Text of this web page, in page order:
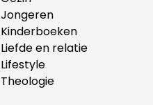
Jongeren
Kinderboeken
Liefde en relatie
Lifestyle
Theologie